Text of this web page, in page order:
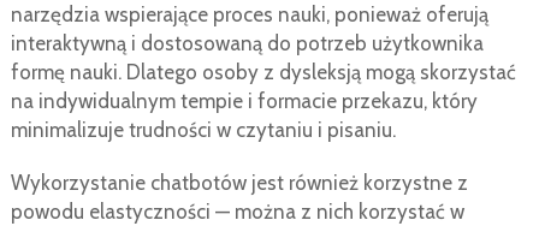
narzędzia wspierające proces nauki, ponieważ oferują
interaktywną i dostosowaną do potrzeb użytkownika
formę nauki. Dlatego osoby z dysleksją mogą skorzystać
na indywidualnym tempie i formacie przekazu, który
minimalizuje trudności w czytaniu i pisaniu.
Wykorzystanie chatbotów jest również korzystne z
powodu elastyczności — można z nich korzystać w